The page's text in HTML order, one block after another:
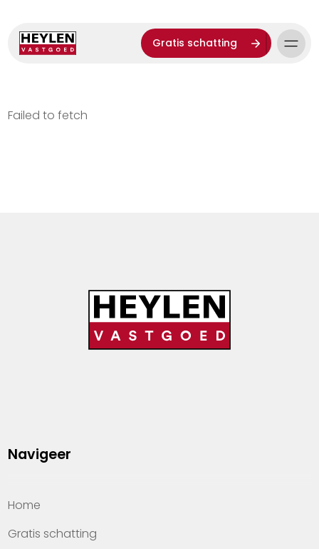
Gratis schatting
Failed to fetch
Navigeer
Home
Gratis schatting